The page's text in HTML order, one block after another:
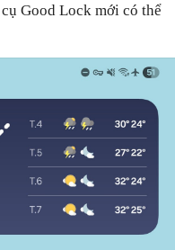
Good Lock mới có thể